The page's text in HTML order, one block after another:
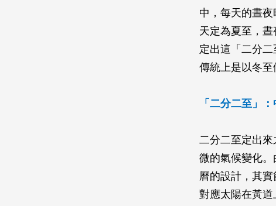
中，每天的晝
天定為夏至，
定出這「二分
傳統上是以冬至
「二分二至」
二分二至定出
微的氣候變化
曆的設計，其
對應太陽在黃道